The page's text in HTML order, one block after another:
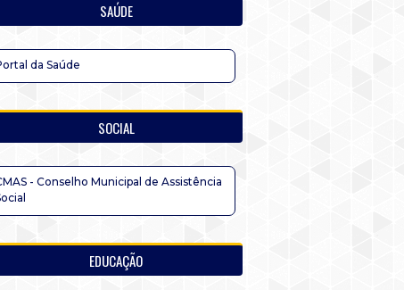
SAÚDE
da Saúde
SOCIAL
- Conselho Municipal de Assistência
EDUCAÇÃO